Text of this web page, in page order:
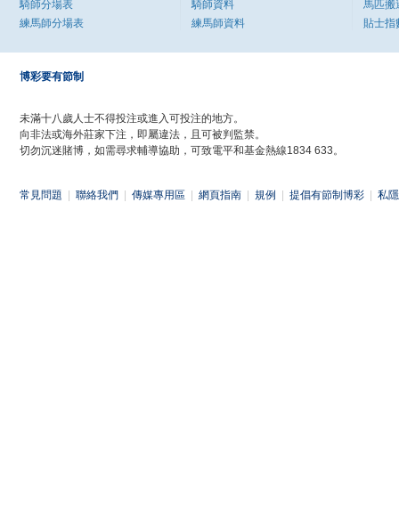
騎師分場表
練馬師分場表
騎師資料
練馬師資料
馬匹搬
貼士指
博彩要有節制
未滿十八歲人士不得投注或進入可投注的地方。
向非法或海外莊家下注，即屬違法，且可被判監禁。
切勿沉迷賭博，如需尋求輔導協助，可致電平和基金熱線1834 633。
常見問題 聯絡我們 傳媒專用區 網頁指南 規例 提倡有節制博彩 私